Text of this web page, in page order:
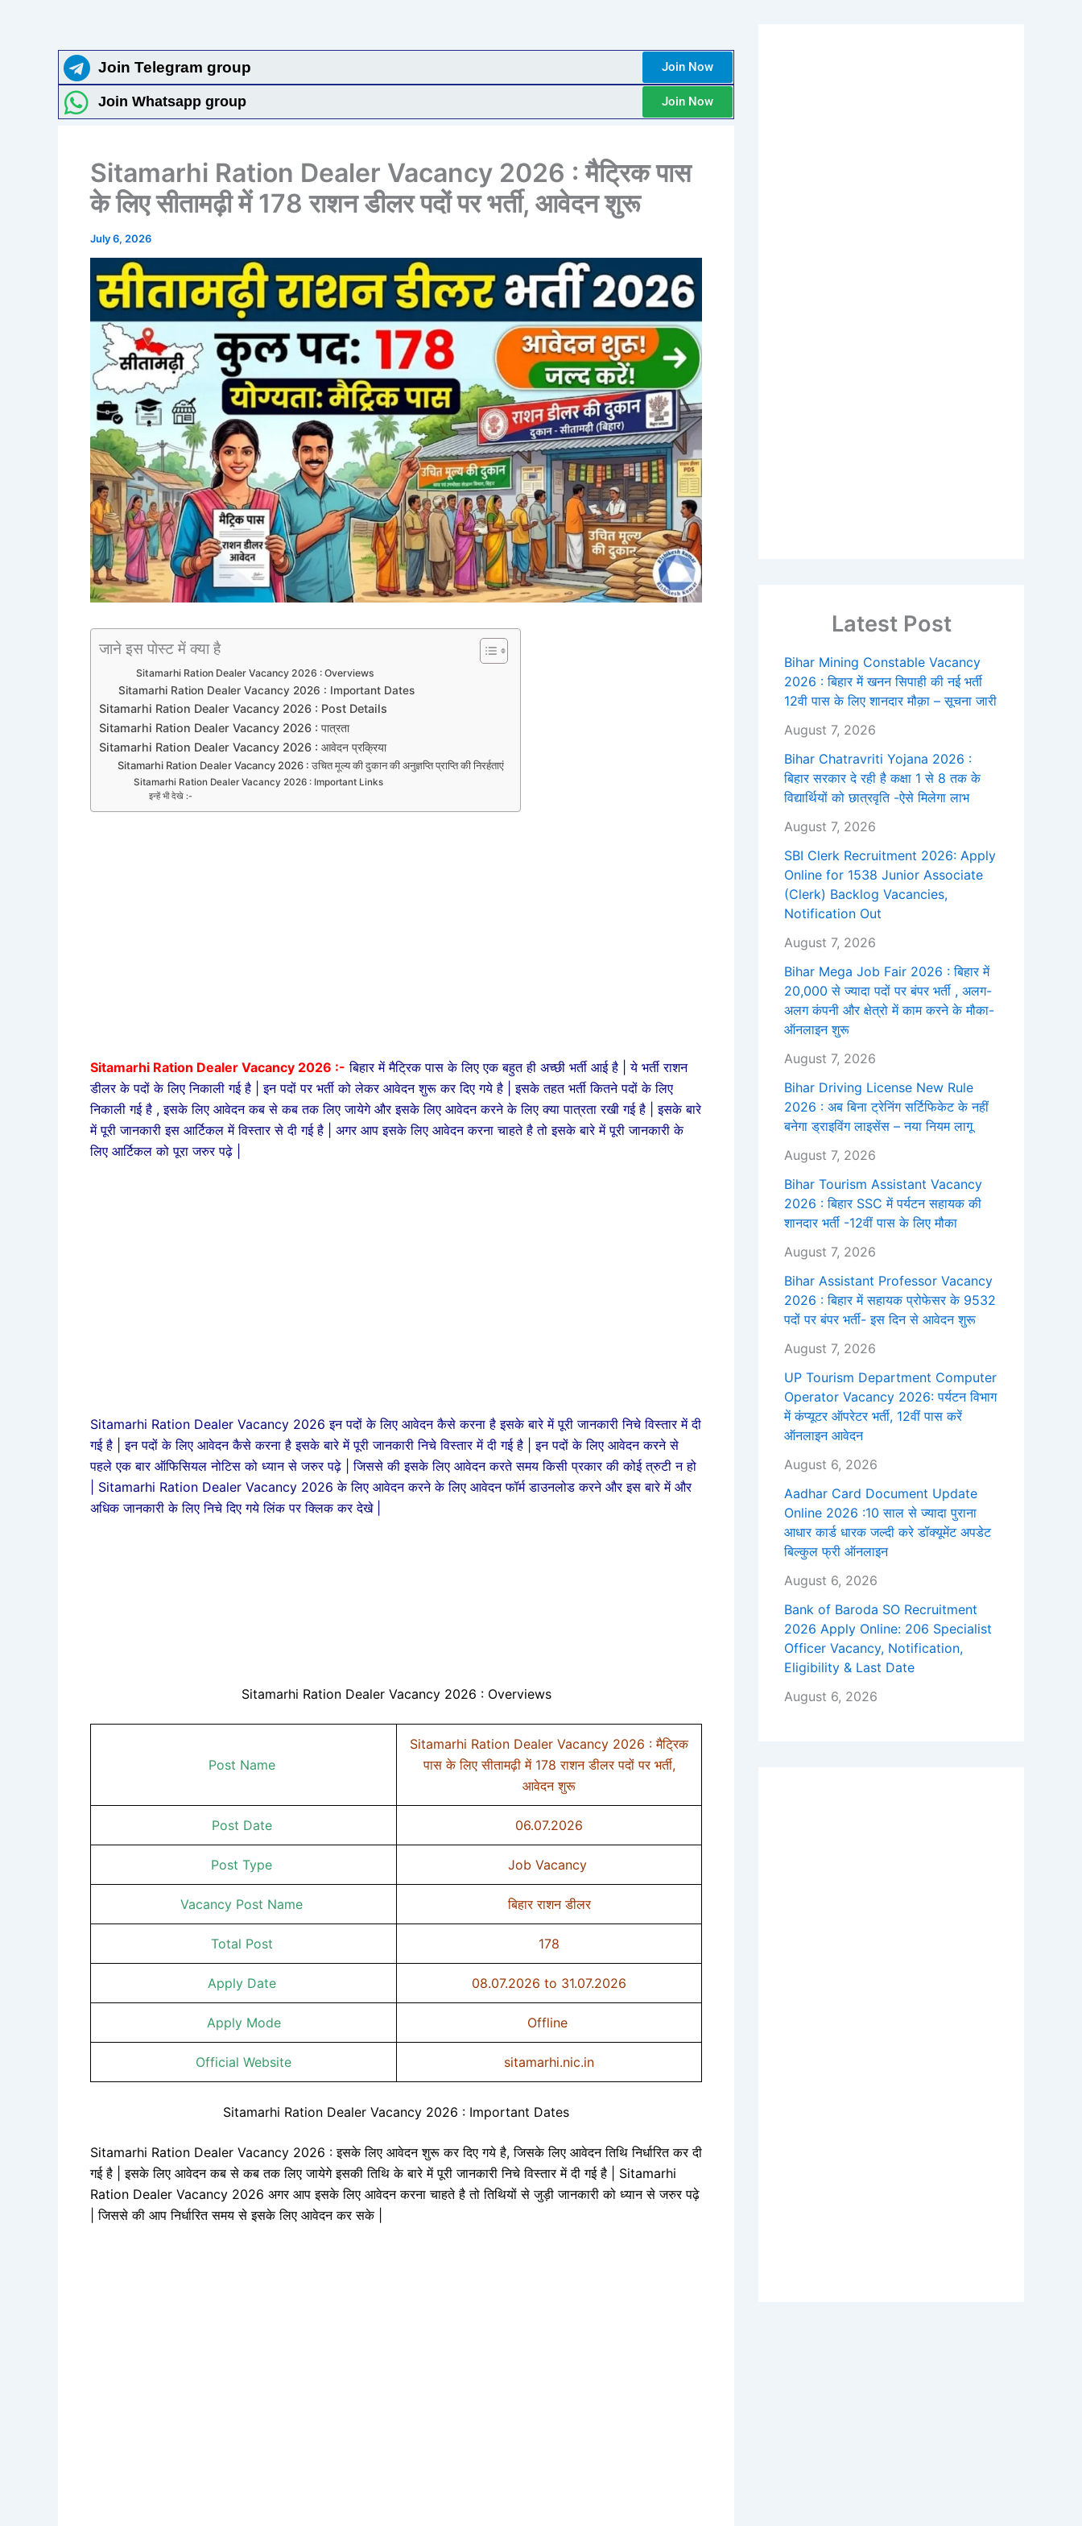
Join Telegram group Join Now
Join Whatsapp group Join Now
Sitamarhi Ration Dealer Vacancy 2026 : मैट्रिक पास
के लिए सीतामढ़ी में 178 राशन डीलर पदों पर भर्ती, आवेदन शुरू
July 6, 2026
जाने इस पोस्ट में क्या है
Sitamarhi Ration Dealer Vacancy 2026 : Overviews
Sitamarhi Ration Dealer Vacancy 2026 : Important Dates
Sitamarhi Ration Dealer Vacancy 2026 : Post Details
Sitamarhi Ration Dealer Vacancy 2026 : पात्रता
Sitamarhi Ration Dealer Vacancy 2026 : आवेदन प्रक्रिया
Sitamarhi Ration Dealer Vacancy 2026 : उचित मूल्य की दुकान की अनुज्ञप्ति प्राप्ति की निरर्हताएं
Sitamarhi Ration Dealer Vacancy 2026 : Important Links
इन्हें भी देखे :-
Sitamarhi Ration Dealer Vacancy 2026 :- बिहार में मैट्रिक पास के लिए एक बहुत ही अच्छी भर्ती आई है | ये भर्ती राशन
डीलर के पदों के लिए निकाली गई है | इन पदों पर भर्ती को लेकर आवेदन शुरू कर दिए गये है | इसके तहत भर्ती कितने पदों के लिए
निकाली गई है , इसके लिए आवेदन कब से कब तक लिए जायेगे और इसके लिए आवेदन करने के लिए क्या पात्रता रखी गई है | इसके बारे
में पूरी जानकारी इस आर्टिकल में विस्तार से दी गई है | अगर आप इसके लिए आवेदन करना चाहते है तो इसके बारे में पूरी जानकारी के
लिए आर्टिकल को पूरा जरुर पढ़े |
Sitamarhi Ration Dealer Vacancy 2026 इन पदों के लिए आवेदन कैसे करना है इसके बारे में पूरी जानकारी निचे विस्तार में दी
गई है | इन पदों के लिए आवेदन कैसे करना है इसके बारे में पूरी जानकारी निचे विस्तार में दी गई है | इन पदों के लिए आवेदन करने से
पहले एक बार ऑफिसियल नोटिस को ध्यान से जरुर पढ़े | जिससे की इसके लिए आवेदन करते समय किसी प्रकार की कोई त्रुटी न हो
| Sitamarhi Ration Dealer Vacancy 2026 के लिए आवेदन करने के लिए आवेदन फॉर्म डाउनलोड करने और इस बारे में और
अधिक जानकारी के लिए निचे दिए गये लिंक पर क्लिक कर देखे |
Sitamarhi Ration Dealer Vacancy 2026 : Overviews
Post Name
Sitamarhi Ration Dealer Vacancy 2026 : मैट्रिक
पास के लिए सीतामढ़ी में 178 राशन डीलर पदों पर भर्ती,
आवेदन शुरू
Post Date 06.07.2026
Post Type Job Vacancy
Vacancy Post Name बिहार राशन डीलर
Total Post 178
Apply Date 08.07.2026 to 31.07.2026
Apply Mode Offline
Official Website sitamarhi.nic.in
Sitamarhi Ration Dealer Vacancy 2026 : Important Dates
Sitamarhi Ration Dealer Vacancy 2026 : इसके लिए आवेदन शुरू कर दिए गये है, जिसके लिए आवेदन तिथि निर्धारित कर दी
गई है | इसके लिए आवेदन कब से कब तक लिए जायेगे इसकी तिथि के बारे में पूरी जानकारी निचे विस्तार में दी गई है | Sitamarhi
Ration Dealer Vacancy 2026 अगर आप इसके लिए आवेदन करना चाहते है तो तिथियों से जुड़ी जानकारी को ध्यान से जरुर पढ़े
| जिससे की आप निर्धारित समय से इसके लिए आवेदन कर सके |
Latest Post
Bihar Mining Constable Vacancy
2026 : बिहार में खनन सिपाही की नई भर्ती
12वी पास के लिए शानदार मौक़ा – सूचना जारी
August 7, 2026
Bihar Chatravriti Yojana 2026 :
बिहार सरकार दे रही है कक्षा 1 से 8 तक के
विद्यार्थियों को छात्रवृति -ऐसे मिलेगा लाभ
August 7, 2026
SBI Clerk Recruitment 2026: Apply
Online for 1538 Junior Associate
(Clerk) Backlog Vacancies,
Notification Out
August 7, 2026
Bihar Mega Job Fair 2026 : बिहार में
20,000 से ज्यादा पदों पर बंपर भर्ती , अलग-
अलग कंपनी और क्षेत्रो में काम करने के मौका-
ऑनलाइन शुरू
August 7, 2026
Bihar Driving License New Rule
2026 : अब बिना ट्रेनिंग सर्टिफिकेट के नहीं
बनेगा ड्राइविंग लाइसेंस – नया नियम लागू
August 7, 2026
Bihar Tourism Assistant Vacancy
2026 : बिहार SSC में पर्यटन सहायक की
शानदार भर्ती -12वीं पास के लिए मौका
August 7, 2026
Bihar Assistant Professor Vacancy
2026 : बिहार में सहायक प्रोफेसर के 9532
पदों पर बंपर भर्ती- इस दिन से आवेदन शुरू
August 7, 2026
UP Tourism Department Computer
Operator Vacancy 2026: पर्यटन विभाग
में कंप्यूटर ऑपरेटर भर्ती, 12वीं पास करें
ऑनलाइन आवेदन
August 6, 2026
Aadhar Card Document Update
Online 2026 :10 साल से ज्यादा पुराना
आधार कार्ड धारक जल्दी करे डॉक्यूमेंट अपडेट
बिल्कुल फ्री ऑनलाइन
August 6, 2026
Bank of Baroda SO Recruitment
2026 Apply Online: 206 Specialist
Officer Vacancy, Notification,
Eligibility & Last Date
August 6, 2026